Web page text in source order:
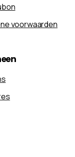
voorwaarden